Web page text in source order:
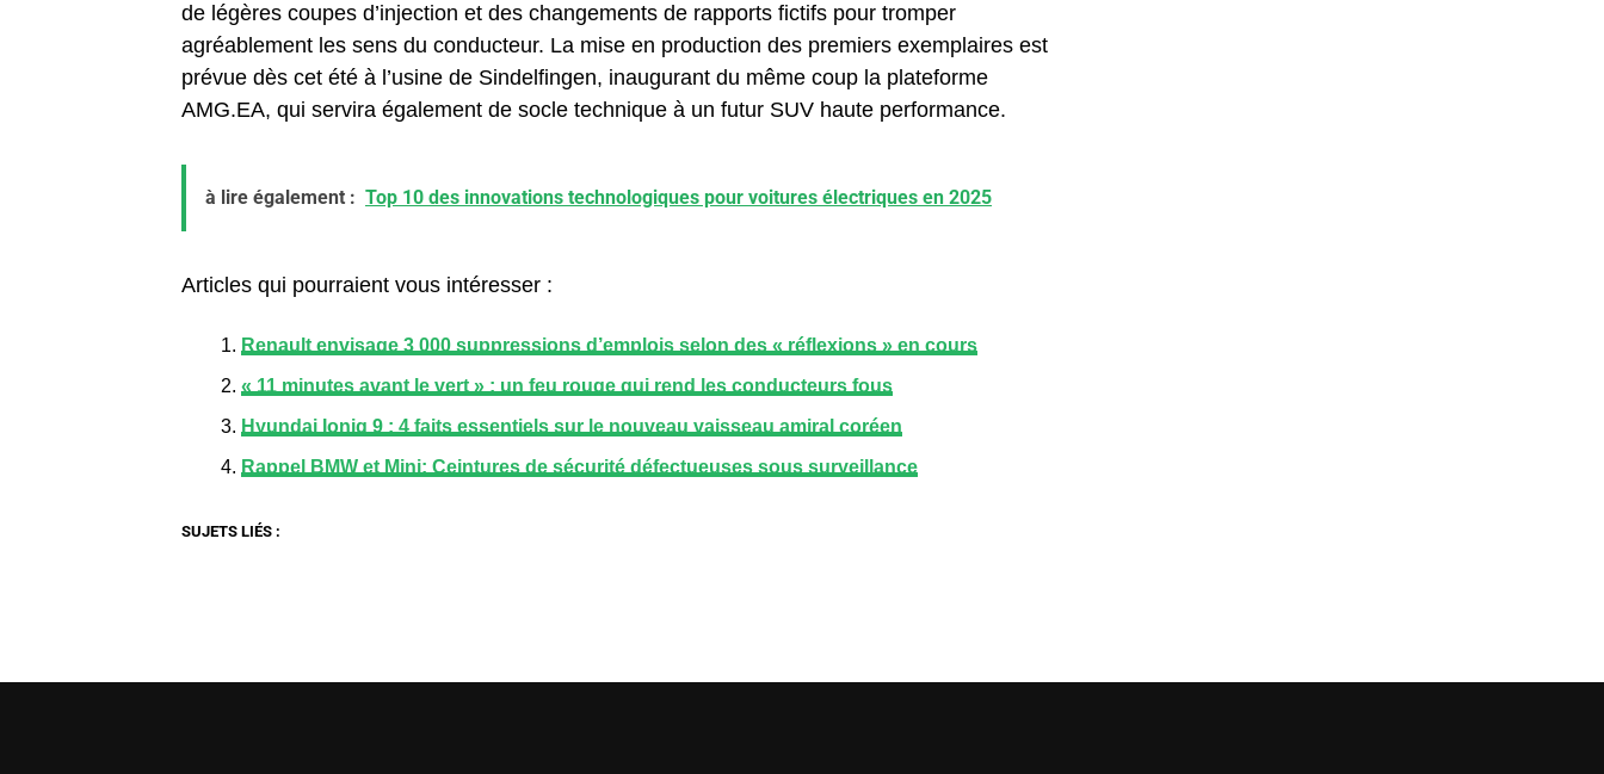
de légères coupes d’injection et des changements de rapports fictifs pour tromper
agréablement les sens du conducteur. La mise en production des premiers exemplaires est
prévue dès cet été à l’usine de Sindelfingen, inaugurant du même coup la plateforme
AMG.EA, qui servira également de socle technique à un futur SUV haute performance.
à lire également : Top 10 des innovations technologiques pour voitures électriques en 2025
Articles qui pourraient vous intéresser :
Renault envisage 3 000 suppressions d’emplois selon des « réflexions » en cours
« 11 minutes avant le vert » : un feu rouge qui rend les conducteurs fous
Hyundai Ioniq 9 : 4 faits essentiels sur le nouveau vaisseau amiral coréen
Rappel BMW et Mini: Ceintures de sécurité défectueuses sous surveillance